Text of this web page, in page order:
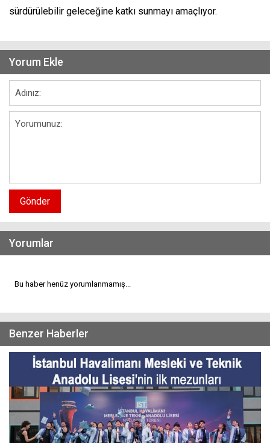
sürdürülebilir geleceğine katkı sunmayı amaçlıyor.
Yorum Ekle
Gönder
Yorumlar
Bu haber henüz yorumlanmamış...
Benzer Haberler